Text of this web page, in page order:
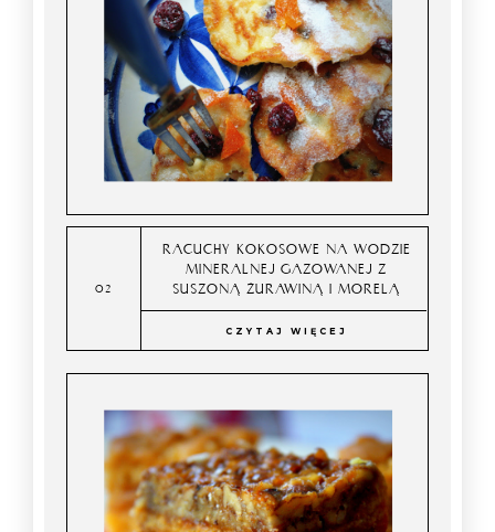
RACUCHY KOKOSOWE NA WODZIE
MINERALNEJ GAZOWANEJ Z
SUSZONĄ ŻURAWINĄ I MORELĄ
CZYTAJ WIĘCEJ